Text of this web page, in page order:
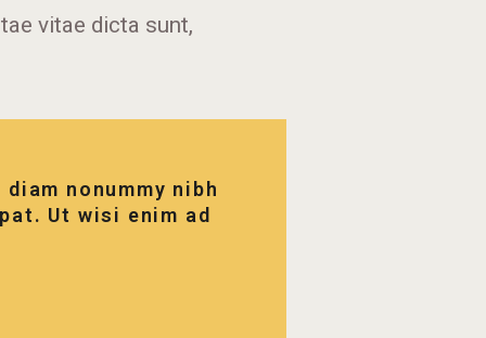
vitae dicta sunt,
nonummy nibh
Ut wisi enim ad